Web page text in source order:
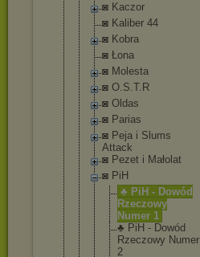
◙ Kaczor
◙ Kaliber 44
◙ Kobra
◙ Łona
◙ Molesta
◙ O.S.T.R
◙ Oldas
◙ Parias
◙ Peja i Slums
Attack
◙ Pezet i Małolat
◙ PiH
♣ PiH - Dowód
Rzeczowy
Numer 1
♣ PiH - Dowód
Rzeczowy Numer
2